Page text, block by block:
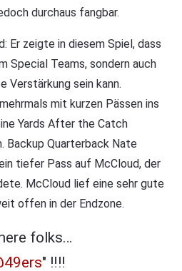
durchaus fangbar.
Er zeigte in diesem Spiel, dass
Special Teams, sondern auch
Verstärkung sein kann.
mit kurzen Pässen ins
Yards After the Catch
Backup Quarterback Nate
tiefer Pass auf McCloud, der
McCloud lief eine sehr gute
offen in der Endzone.
folks…
" ‼️‼️